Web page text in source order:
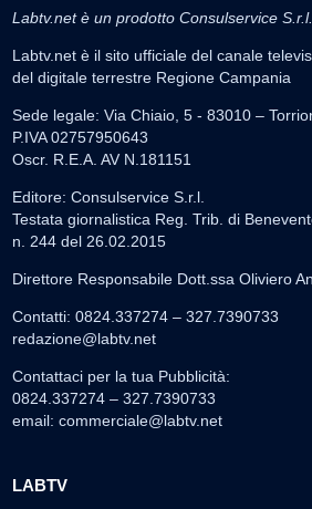
Labtv.net è un prodotto Consulservice S.r.l.
Labtv.net è il sito ufficiale del canale
del digitale terrestre Regione Campania
Sede legale: Via Chiaio, 5 - 83010 –
P.IVA 02757950643
Oscr. R.E.A. AV N.181151
Editore: Consulservice S.r.l.
Testata giornalistica Reg. Trib. di
n. 244 del 26.02.2015
Direttore Responsabile Dott.ssa Oliviero
Contatti: 0824.337274 – 327.7390733
redazione@labtv.net
Contattaci per la tua Pubblicità:
0824.337274 – 327.7390733
email: commerciale@labtv.net
LABTV